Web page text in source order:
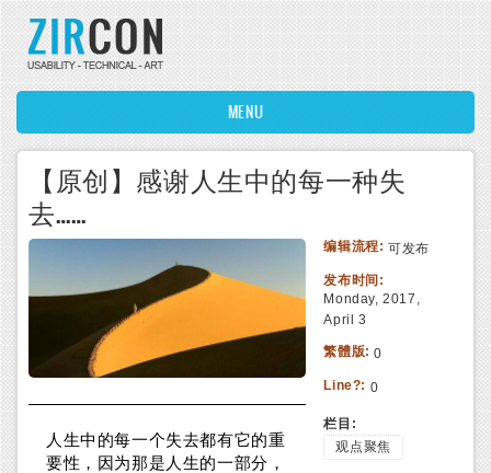
Skip to main content
MENU
【原创】感谢人生中的每一种失
去……
人生中的每一个失去都有它的重
要性，因为那是人生的一部分，
编辑流程:可发布
发布时间:
Monday, 2017,
April 3
繁體版:0
Line?: 0
栏目:
观点聚焦